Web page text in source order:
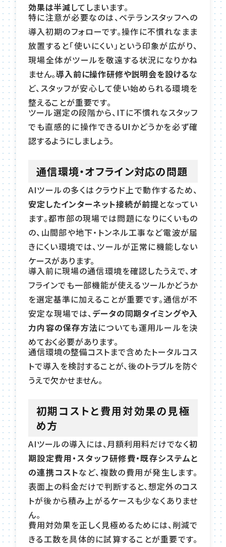
効果は半減してしまいます。
特に注意が必要なのは、ベテランスタッフへの
導入初期のフォローです。操作に不慣れなまま
放置すると「使いにくい」という印象が広がり、
現場全体がツールを敬遠する状況になりかね
ません。導入前に操作研修や説明会を設けるな
ど、スタッフが安心して使い始められる環境を
整えることが重要です。
ツール選定の段階から、ITに不慣れなスタッフ
でも直感的に操作できるUIかどうかを必ず確
認するようにしましょう。
通信環境・オフライン対応の問題
AIツールの多くはクラウド上で動作するため、
安定したインターネット接続が前提となってい
ます。都市部の現場では問題になりにくいもの
の、山間部や地下・トンネル工事など電波が届
きにくい環境では、ツールが正常に機能しない
ケースがあります。
導入前に現場の通信環境を確認したうえで、オ
フラインでも一部機能が使えるツールかどうか
を選定基準に加えることが重要です。通信が不
安定な現場では、データの同期タイミングや入
力内容の保存方法についても運用ルールを決
めておく必要があります。
通信環境の整備コストまで含めたトータルコス
トで導入を検討することが、後のトラブルを防ぐ
うえで欠かせません。
初期コストと費用対効果の見極
め方
AIツールの導入には、月額利用料だけでなく初
期設定費用・スタッフ研修費・既存システムと
の連携コストなど、複数の費用が発生します。
表面上の料金だけで判断すると、想定外のコス
トが後から積み上がるケースも少なくありませ
ん。
費用対効果を正しく見極めるためには、削減で
きる工数を具体的に試算することが重要です。